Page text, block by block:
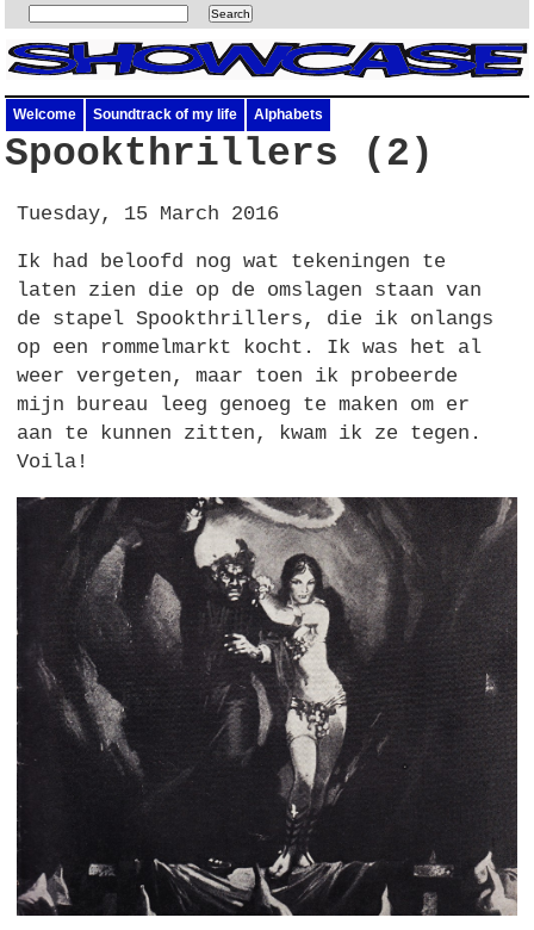
Welcome Soundtrack of my life Alphabets
Spookthrillers (2)
Tuesday, 15 March 2016
Ik had beloofd nog wat tekeningen te
laten zien die op de omslagen staan van
de stapel Spookthrillers, die ik onlangs
op een rommelmarkt kocht. Ik was het al
weer vergeten, maar toen ik probeerde
mijn bureau leeg genoeg te maken om er
aan te kunnen zitten, kwam ik ze tegen.
Voila!